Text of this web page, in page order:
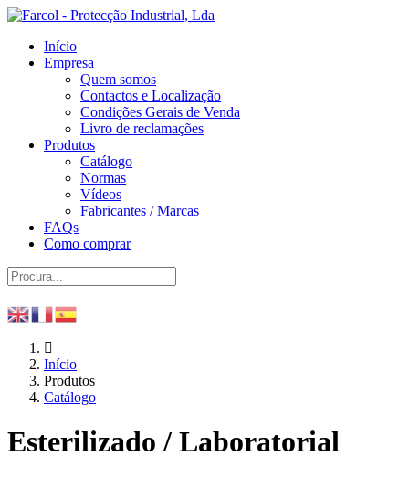
Início
Empresa
Quem somos
Contactos e Localização
Condições Gerais de Venda
Livro de reclamações
Produtos
Catálogo
Normas
Vídeos
Fabricantes / Marcas
FAQs
Como comprar
Início
Produtos
Catálogo
Esterilizado / Laboratorial